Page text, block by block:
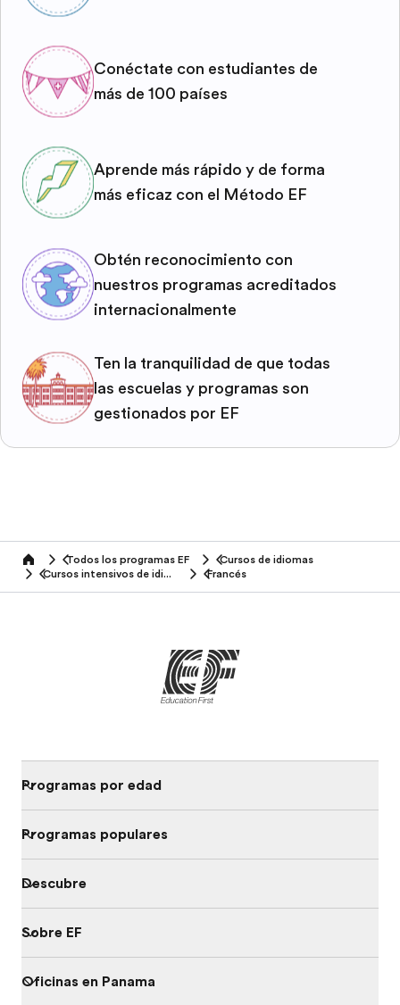
Conéctate con estudiantes de
más de 100 países
Aprende más rápido y de forma
más eficaz con el Método EF
Obtén reconocimiento con
nuestros programas acreditados
internacionalmente
Ten la tranquilidad de que todas
las escuelas y programas son
gestionados por EF
home Todos los programas EF
Cursos de idiomas
Cursos intensivos de idiomas
Francés
Programas por edad
Programas populares
Descubre
Sobre EF
Oficinas en Panama